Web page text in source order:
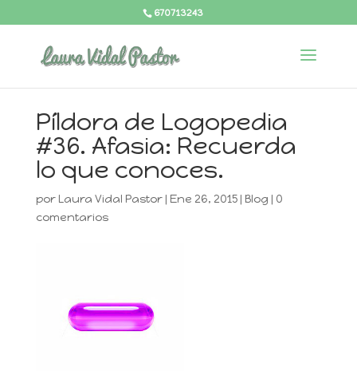
670713243
Píldora de Logopedia
#36. Afasia: Recuerda
lo que conoces.
por Laura Vidal Pastor| Ene 26, 2015| Blog | 0
comentarios